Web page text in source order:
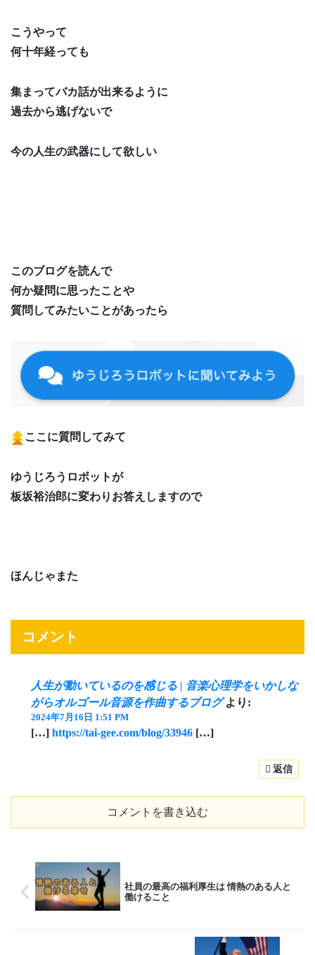
こうやって
何十年経っても
集まってバカ話が出来るように
過去から逃げないで
今の人生の武器にして欲しい
このブログを読んで
何か疑問に思ったことや
質問してみたいことがあったら
ここに質問してみて
ゆうじろうロボットが
板坂裕治郎に変わりお答えしますので
ほんじゃまた
コメント
人生が動いているのを感じる | 音楽心理学をいかしな
がらオルゴール音源を作曲するブログ より:
2024年7月16日 1:51 PM
[…]https://tai-gee.com/blog/33946 […]
返信
コメントを書き込む
社員の最高の福利厚生は 情熱のある人と
働けること